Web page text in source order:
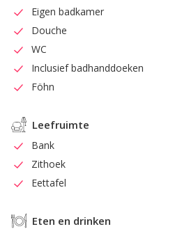
Eigen badkamer
Douche
WC
Inclusief badhanddoeken
Föhn
Leefruimte
Bank
Zithoek
Eettafel
Eten en drinken